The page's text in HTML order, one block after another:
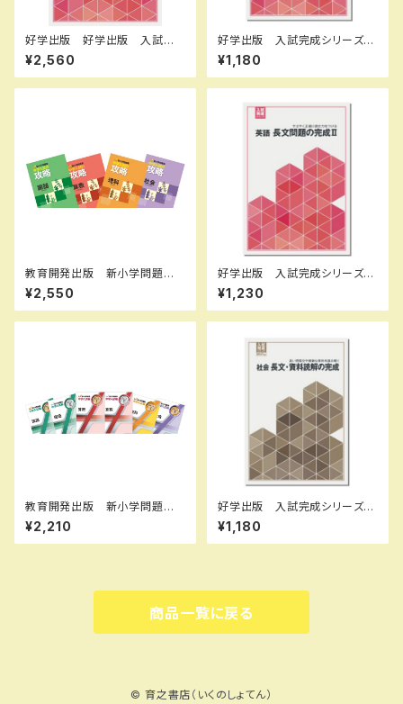
好学出版 好学出版 入試完
成シリーズ リスニングの完成 I
I CDつき 2026年度版 新
品 ISBN：004006960 ISB
¥2,560
好学出版 入試完成シリーズ
英作文の完成 2026年度版
新品完全セット ISBN：B0D3
B7FX62 ISBN-10：B0D3B7
¥1,180
教育開発出版 新小学問題
集 中学入試の攻略 2026年
度版 各科目（選択ください）
問題集本体と別冊解答つき 新
¥2,550
好学出版 入試完成シリーズ
英語 長文問題の完成 II 2026
年度版 新品完全セット ISB
N：B0D3B8R5K8 ISBN-10：
08973
¥1,230
教育開発出版 新小学問題
集 中学入試編 算数 Ⅰ，
Ⅱ，Ⅲ 2026年度版 各学年
（選択ください） 問題集本体と
¥2,210
好学出版 入試完成シリーズ
社会 長文・資料読解の完成
2026年度版 新品完全セッ
ト ISBN：B0D3B7WGPN I
¥1,180
商品一覧に戻る
© 育之書店（いくのしょてん）